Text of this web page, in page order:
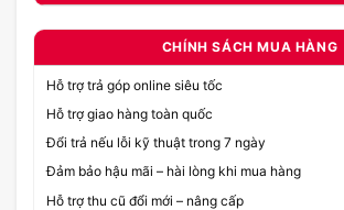
CHÍNH SÁCH MUA HÀNG
Hỗ trợ trả góp online siêu tốc
Hỗ trợ giao hàng toàn quốc
Đổi trả nếu lỗi kỹ thuật trong 7 ngày
Đảm bảo hậu mãi – hài lòng khi mua hàng
Hỗ trợ thu cũ đổi mới – nâng cấp